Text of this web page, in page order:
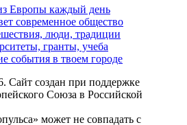
Европы каждый день
современное общество
люди, традиции
гранты, учеба
события в твоем городе
Сайт создан при поддержке
Союза в Российской
может не совпадать с